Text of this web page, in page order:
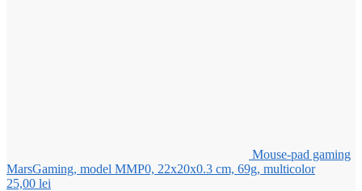
Mouse-pad gaming
MarsGaming, model MMP0, 22x20x0.3 cm, 69g, multicolor
25,00 lei